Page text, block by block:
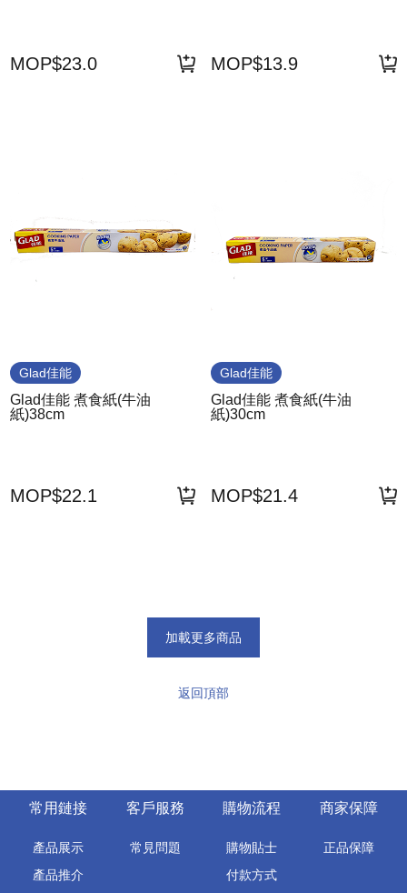
MOP$23.0 MOP$13.9
Glad佳能
Glad佳能 煮食紙(牛油
紙)38cm
MOP$22.1
Glad佳能
Glad佳能 煮食紙(牛油
紙)30cm
MOP$21.4
加載更多商品
返回頂部
常用鏈接
產品展示
產品推介
客戶服務
常見問題
購物流程
購物貼士
付款方式
商家保障
正品保障